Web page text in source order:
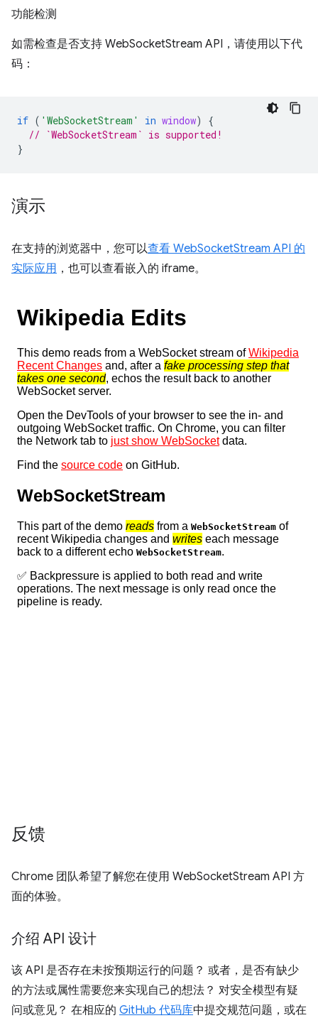
功能检测
如需检查是否支持 WebSocketStream API，请使用以下代
码：
if ( 'WebSocketStream' in window)
{
// `WebSocketStream` is supported!
}
演示
在支持的浏览器中，您可以查看 WebSocketStream API 的
实际应用 ，也可以查看嵌入的 iframe。
反馈
Chrome 团队希望了解您在使用 WebSocketStream API 方
面的体验。
介绍 API 设计
该 API 是否存在未按预期运行的问题？ 或者，是否有缺少
的方法或属性需要您来实现自己的想法？ 对安全模型有疑
问或意见？ 在相应的 GitHub 代码库中提交规范问题，或在